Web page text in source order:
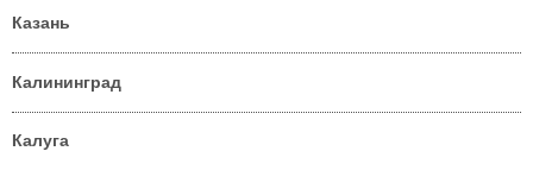
Казань
Калининград
Калуга